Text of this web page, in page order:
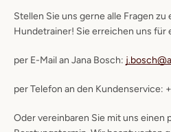
Stellen Sie uns gerne alle Fragen
Hundetrainer! Sie erreichen uns für
per E-Mail an Jana Bosch:
per Telefon an den Kundenservice:
Oder vereinbaren Sie mit uns